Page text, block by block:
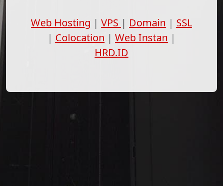
Web Hosting | VPS | Domain | SSL
| Colocation | Web Instan |
HRD.ID